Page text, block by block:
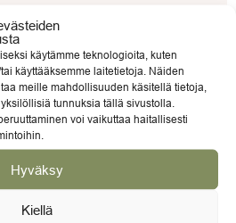
käytämme teknologioita, kuten
käyttääksemme laitetietoja. Näiden
meille mahdollisuuden käsitellä tietoja,
tunnuksia tällä sivustolla.
voi vaikuttaa haitallisesti
Hyväksy
Kiellä
tarjoaa mukavan
muheva 15 cm paksuinen
pohjakangas pitää sen